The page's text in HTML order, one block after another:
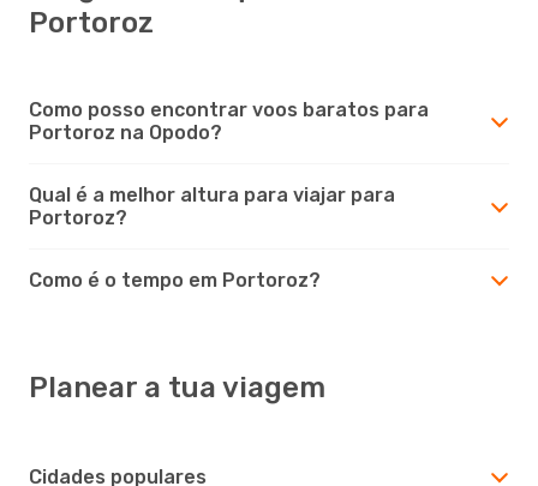
Portoroz
Como posso encontrar voos baratos para
Portoroz na Opodo?
Qual é a melhor altura para viajar para
Portoroz?
Como é o tempo em Portoroz?
Planear a tua viagem
Cidades populares